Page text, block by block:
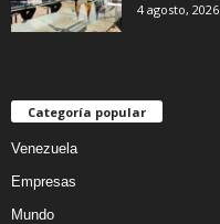
4 agosto, 2026
Categoría popular
Venezuela
Empresas
Mundo